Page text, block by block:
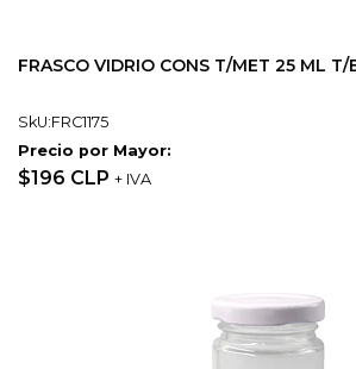
FRASCO VIDRIO CONS T/MET 25 ML T/
SkU:FRC1175
Precio por Mayor:
$196 CLP + IVA